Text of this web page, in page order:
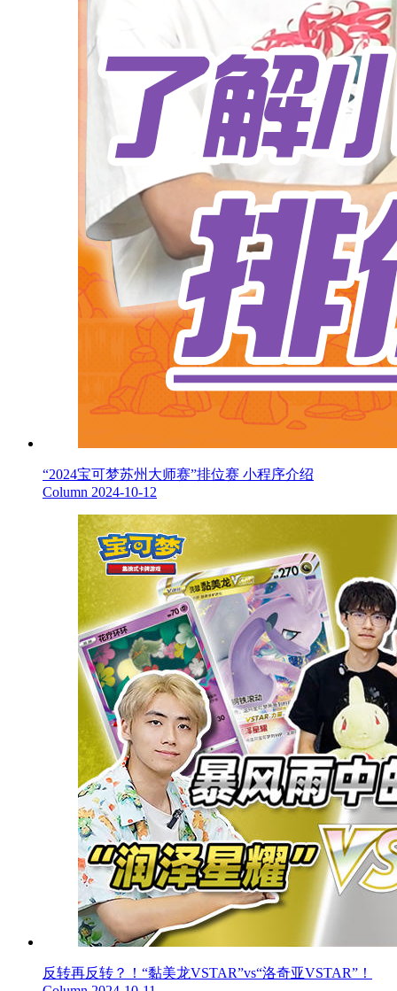
“2024宝可梦苏州大师赛”排位赛 小程序介绍
Column 2024-10-12
反转再反转？！“黏美龙VSTAR”vs“洛奇亚VSTAR”！